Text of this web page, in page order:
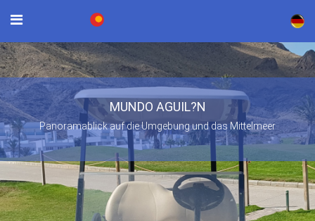
×
MUNDO AGUIL?N
Panoramablick auf die Umgebung und das Mittelmeer